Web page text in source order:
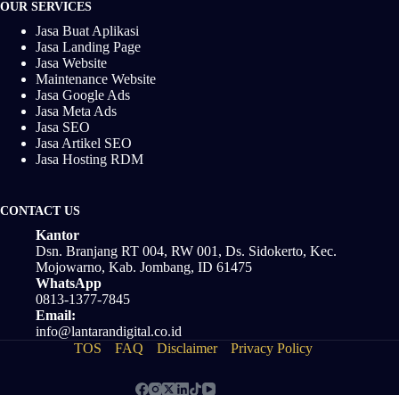
OUR SERVICES
Jasa Buat Aplikasi
Jasa Landing Page
Jasa Website
Maintenance Website
Jasa Google Ads
Jasa Meta Ads
Jasa SEO
Jasa Artikel SEO
Jasa Hosting RDM
CONTACT US
Kantor
Dsn. Branjang RT 004, RW 001, Ds. Sidokerto, Kec.
Mojowarno, Kab. Jombang, ID 61475
WhatsApp
0813-1377-7845
Email:
info@lantarandigital.co.id
TOS
FAQ Disclaimer Privacy Policy